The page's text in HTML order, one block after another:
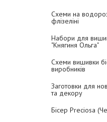
Схеми на
флізеліні
Набори для
"Княгиня Ольга"
Схеми вишивки
виробників
Заготовки для
та декору
Бісер Preciosa